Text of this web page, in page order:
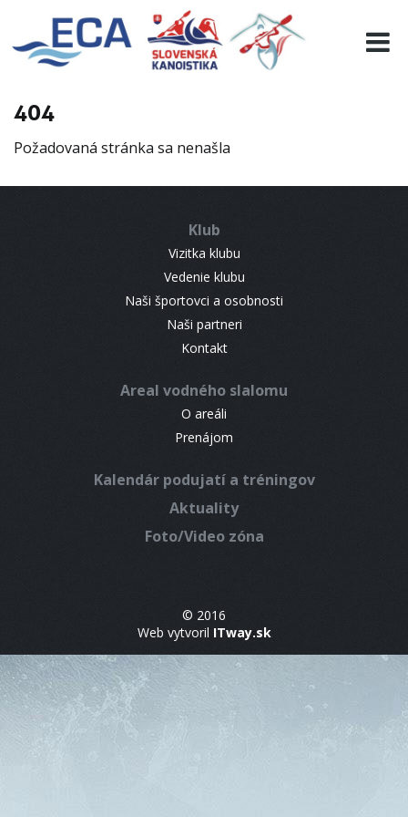
404
Požadovaná stránka sa nenašla
Klub
Vizitka klubu
Vedenie klubu
Naši športovci a osobnosti
Naši partneri
Kontakt
Areal vodného slalomu
O areáli
Prenájom
Kalendár podujatí a tréningov
Aktuality
Foto/Video zóna
© 2016
Web vytvoril ITway.sk
EURO 19
INFO
RESULTS
CONTACT